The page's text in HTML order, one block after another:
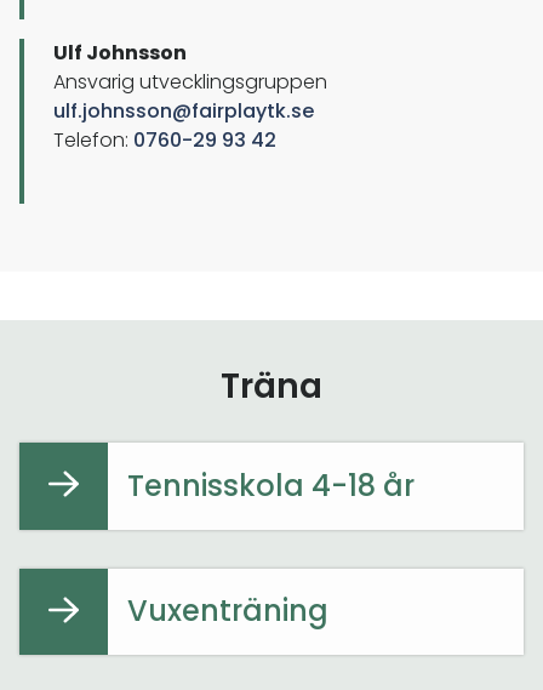
Ulf Johnsson
Ansvarig utvecklingsgruppen
ulf.johnsson@fairplaytk.se
Telefon: 0760-29 93 42
Träna
Tennisskola 4-18 år
Vuxenträning